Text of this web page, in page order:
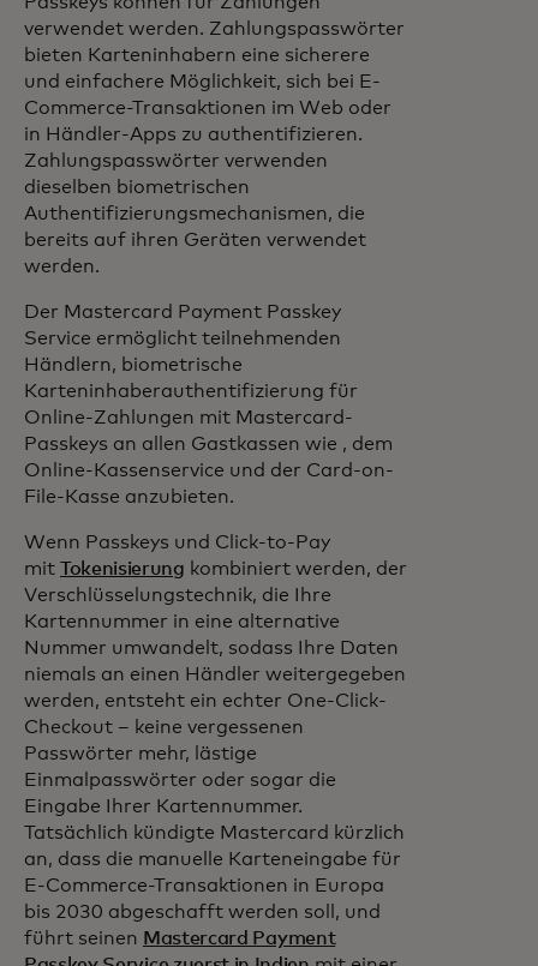
verwendet werden. Zahlungspasswörter
bieten Karteninhabern eine sicherere
und einfachere Möglichkeit, sich bei E-
Commerce-Transaktionen im Web oder
in Händler-Apps zu authentifizieren.
Zahlungspasswörter verwenden
dieselben biometrischen
Authentifizierungsmechanismen, die
bereits auf ihren Geräten verwendet
werden.
Der Mastercard Payment Passkey
Service ermöglicht teilnehmenden
Händlern, biometrische
Karteninhaberauthentifizierung für
Online-Zahlungen mit Mastercard-
Passkeys an allen Gastkassen wie , dem
Online-Kassenservice und der Card-on-
File-Kasse anzubieten.
Wenn Passkeys und Click-to-Pay
mit Tokenisierung kombiniert werden, der
Verschlüsselungstechnik, die Ihre
Kartennummer in eine alternative
Nummer umwandelt, sodass Ihre Daten
niemals an einen Händler weitergegeben
werden, entsteht ein echter One-Click-
Checkout – keine vergessenen
Passwörter mehr, lästige
Einmalpasswörter oder sogar die
Eingabe Ihrer Kartennummer.
Tatsächlich kündigte Mastercard kürzlich
an, dass die manuelle Karteneingabe für
E-Commerce-Transaktionen in Europa
bis 2030 abgeschafft werden soll, und
führt seinen Mastercard Payment